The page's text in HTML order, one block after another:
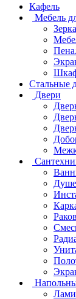
Кафель
Мебель
Стальные
Двери